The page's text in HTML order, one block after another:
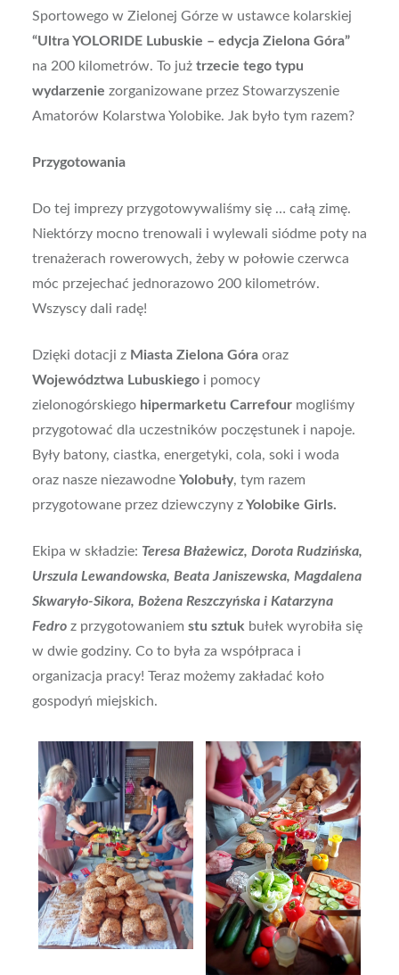
Sportowego w Zielonej Górze w ustawce kolarskiej
“Ultra YOLORIDE Lubuskie – edycja Zielona Góra”
na 200 kilometrów. To już trzecie tego typu
wydarzenie zorganizowane przez Stowarzyszenie
Amatorów Kolarstwa Yolobike. Jak było tym razem?
Przygotowania
Do tej imprezy przygotowywaliśmy się … całą zimę.
Niektórzy mocno trenowali i wylewali siódme poty na
trenażerach rowerowych, żeby w połowie czerwca
móc przejechać jednorazowo 200 kilometrów.
Wszyscy dali radę!
Dzięki dotacji z Miasta Zielona Góraoraz
Województwa Lubuskiegoi pomocy
zielonogórskiego hipermarketu Carrefourmogliśmy
przygotować dla uczestników poczęstunek i napoje.
Były batony, ciastka, energetyki, cola, soki i woda
oraz nasze niezawodne Yolobuły, tym razem
przygotowane przez dziewczyny zYolobike Girls.
Ekipa w składzie: Teresa Błażewicz, Dorota Rudzińska,
Urszula Lewandowska, Beata Janiszewska, Magdalena
Skwaryło-Sikora, Bożena Reszczyńska i Katarzyna
Fedroz przygotowaniem stu sztuk bułek wyrobiła się
w dwie godziny. Co to była za współpraca i
organizacja pracy! Teraz możemy zakładać koło
gospodyń miejskich.